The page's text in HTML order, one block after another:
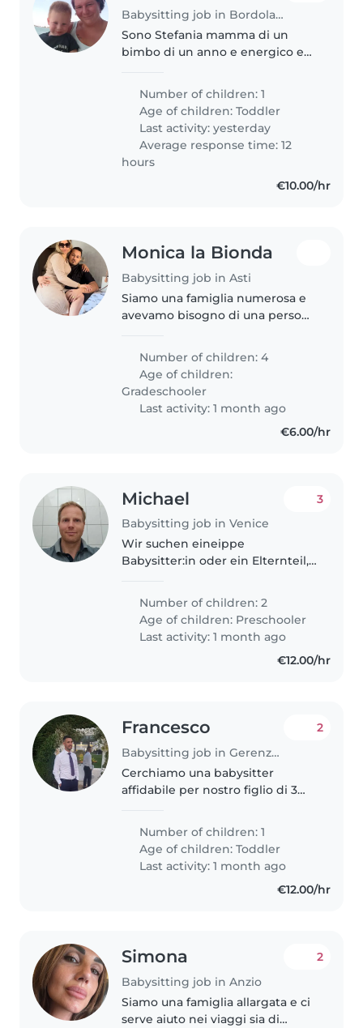
Babysitting job in Bordolano
Sono Stefania mamma di un
bimbo di un anno e energico e
Number of children: 1
Age of children:Toddler
Last activity: yesterday
Average response time: 12
hours
€10.00/hr
Monica la Bionda
Babysitting job in Asti
Siamo una famiglia numerosa e
avevamo bisogno di una persona
Number of children: 4
Age of children:
Gradeschooler
Last activity: 1 month ago
€6.00/hr
Michael
Babysitting job in Venice
3
Wir suchen eineippe
Babysitter:in oder ein Elternteil,
energiegeladenen, neugierigen
und freundlichen Vorschulkinder
aufpasst. Die Betreuung soll bei
Number of children: 2
Age of children: Preschooler
Last activity: 1 month ago
€12.00/hr
Francesco
Babysitting job in Gerenzano
2
Cerchiamo una babysitter
affidabile per nostro figlio di 3
posizione è a casa nostra. Se
volete confrontarvi su
disponibilità o esigenze,
contattateci!
Number of children: 1
Age of children:Toddler
Last activity: 1 month ago
€12.00/hr
Simona
Babysitting job in Anzio
2
Siamo una famiglia allargata e ci
serve aiuto nei viaggi sia di